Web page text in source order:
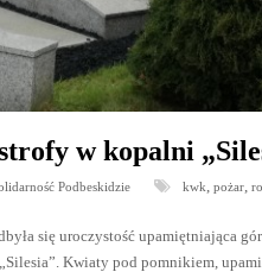
w kopalni
Podbeskidzie kwk ,pożar ,
się uroczystość upamiętniająca
Kwiaty pod pomnikiem,